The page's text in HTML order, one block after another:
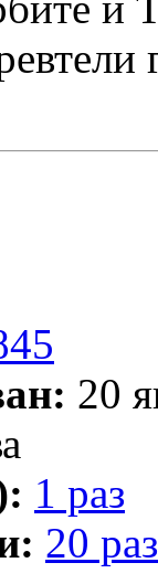
20
1 раз
20 раз